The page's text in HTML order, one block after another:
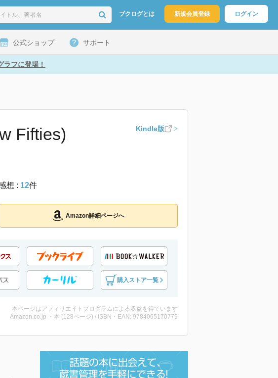
ブクログとは 新規会員登録 ログイン
公式ショップ サポート
ラフに登場！
Fifties) Kindle版
想 : 12件
Amazon詳細ページへ
購入ストア一覧
本ページはアフィリエイトプログラムによる収益を得ています
Amazon.co.jp ・本 (128ページ) / ISBN・EAN: 9784065170779